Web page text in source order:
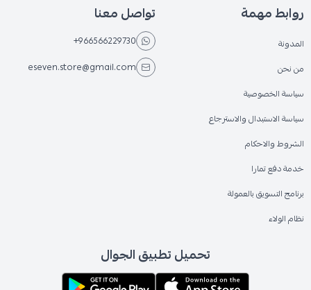
روابط مهمة
المدونة
من نحن
سياسة الخصوصية
سياسة الاستبدال والاسترجاع
الشروط والاحكام
خدمة دفع تمارا
برنامج التسويق بالعمولة
نظام الولاء
تواصل معنا
+966566229730
eseven.store@gmail.com
تحميل تطبيق الجوال